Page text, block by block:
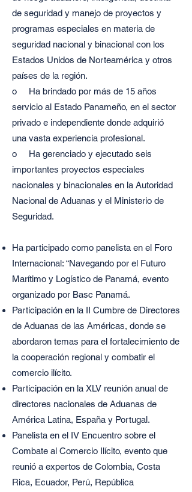
de seguridad y manejo de proyectos y
programas especiales en materia de
seguridad nacional y binacional con los
Estados Unidos de Norteamérica y otros
países de la región.
o Ha brindado por más de 15 años
servicio al Estado Panameño, en el sector
privado e independiente donde adquirió
una vasta experiencia profesional.
o Ha gerenciado y ejecutado seis
importantes proyectos especiales
nacionales y binacionales en la Autoridad
Nacional de Aduanas y el Ministerio de
Seguridad.
Ha participado como panelista en el Foro
Internacional: “Navegando por el Futuro
Marítimo y Logístico de Panamá, evento
organizado por Basc Panamá.
Participación en la II Cumbre de Directores
de Aduanas de las Américas, donde se
abordaron temas para el fortalecimiento de
la cooperación regional y combatir el
comercio ilícito.
Participación en la XLV reunión anual de
directores nacionales de Aduanas de
América Latina, España y Portugal.
Panelista en el IV Encuentro sobre el
Combate al Comercio Ilícito, evento que
reunió a expertos de Colombia, Costa
Rica, Ecuador, Perú, República